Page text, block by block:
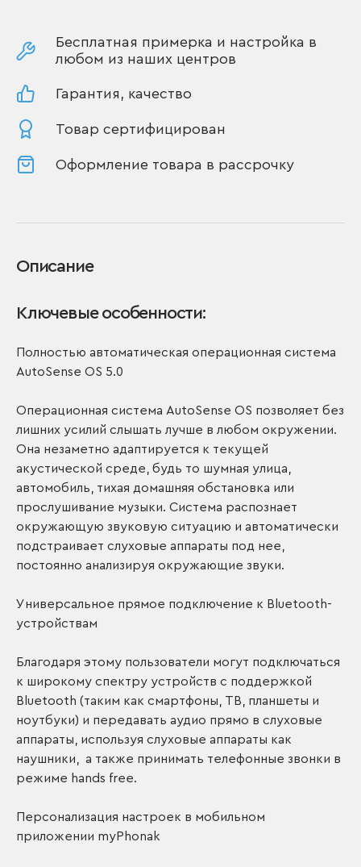
Бесплатная примерка и настройка в
любом из наших центров
Гарантия, качество
Товар сертифицирован
Оформление товара в рассрочку
Описание
Ключевые особенности:
Полностью автоматическая операционная система
AutoSense OS 5.0
Операционная система AutoSense OS позволяет без
лишних усилий слышать лучше в любом окружении.
Она незаметно адаптируется к текущей
акустической среде, будь то шумная улица,
автомобиль, тихая домашняя обстановка или
прослушивание музыки. Система распознает
окружающую звуковую ситуацию и автоматически
подстраивает слуховые аппараты под нее,
постоянно анализируя окружающие звуки.
Универсальное прямое подключение к Bluetooth-
устройствам
Благодаря этому пользователи могут подключаться
к широкому спектру устройств с поддержкой
Bluetooth (таким как смартфоны, ТВ, планшеты и
ноутбуки) и передавать аудио прямо в слуховые
аппараты, используя слуховые аппараты как
наушники, а также принимать телефонные звонки в
режиме hands free.
Персонализация настроек в мобильном
приложении myPhonak